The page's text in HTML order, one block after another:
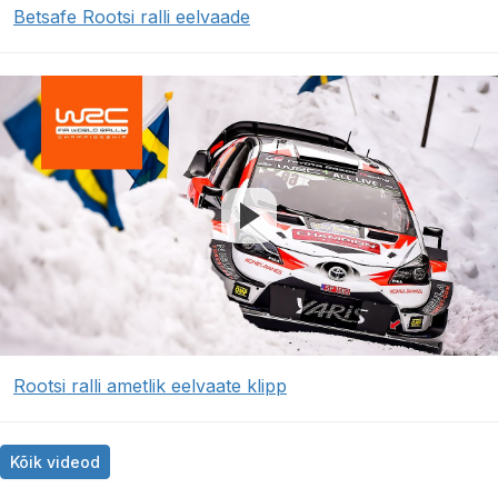
Betsafe Rootsi ralli eelvaade
Rootsi ralli ametlik eelvaate klipp
Kõik videod